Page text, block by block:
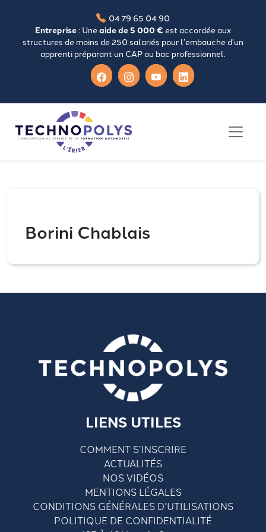
04 79 65 04 90
Entreprise: Uneaide de 5 000 € est accordée aux
structures de moins de 250 salariés pour l’embauche d’un
apprenti préparant un CAP ou bac professionnel.
Borini Chablais
LIENS UTILES
COMMENT S’INSCRIRE
ACTUALITÉS
NOS VIDÉOS
MENTIONS LÉGALES
CONDITIONS GÉNÉRALES D’UTILISATIONS
POLITIQUE DE CONFIDENTIALITÉ